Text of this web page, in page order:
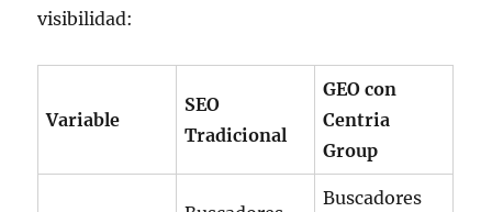
visibilidad:
Variable
SEO
Tradicional
GEO con
Centria
Group
Buscadores